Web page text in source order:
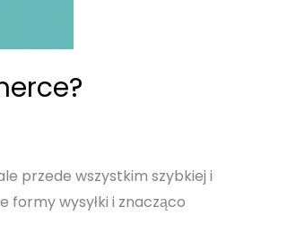
przede wszystkim szybkiej i
wysyłki i znacząco